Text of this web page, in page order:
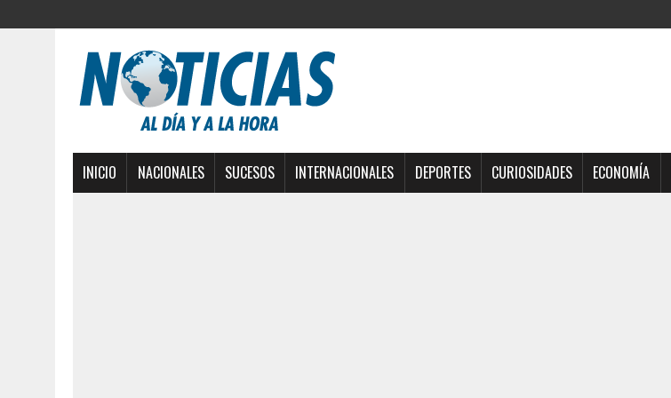
INICIO NACIONALES SUCESOS INTERNACIONALES DEPORTES CURIOSIDADES ECONOMÍA